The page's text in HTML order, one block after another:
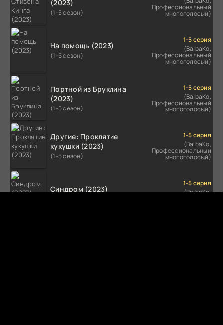
(2023)
(1-5 сезон)
Профессиональный
многоголосый)
На помощь (2023)
(1-5 сезон)
1-5 серия
(BaibaKo,
Профессиональный
многоголосый)
Портной из Бруклина
(2023)
(1-5 сезон)
1-5 серия
(BaibaKo,
Профессиональный
многоголосый)
Другие: Проклятие
кукушки (2023)
(1-5 сезон)
1-5 серия
(BaibaKo,
Профессиональный
многоголосый)
Синдром (2023)
1-5 серия
(BaibaKo,